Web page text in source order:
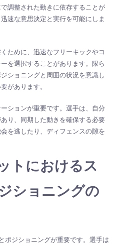
調整された動きに依存することが
速な意思決定と実行を可能にしま
ために、迅速なフリーキックやコ
を選択することがあります。限ら
ショニングと周囲の状況を意識し
があります。
ションが重要です。選手は、自分
り、同期した動きを確保する必要
を逃したり、ディフェンスの隙を
トにおけるス
ショニングの
ポジショニングが重要です。選手は